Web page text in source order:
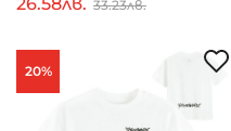
33.23лв.
20%